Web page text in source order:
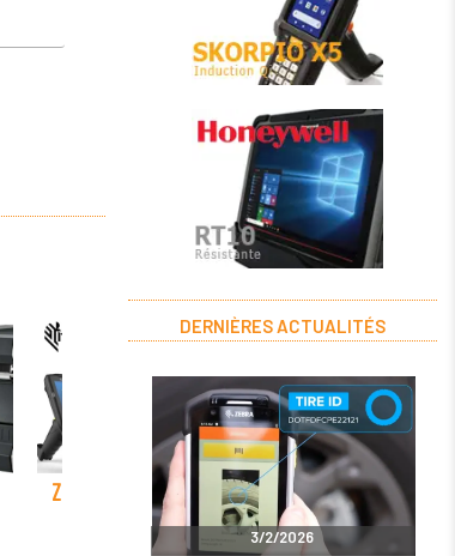
ZEBRA
- ET1N2-
7J2V1U09
ZEBRA - ET1N2-
7J2V12EU
DERNIÈRES ACTUALITÉS
3/2/2026